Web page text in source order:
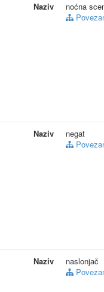
Naziv
noćna
Naziv
negat
Naziv
naslonjač